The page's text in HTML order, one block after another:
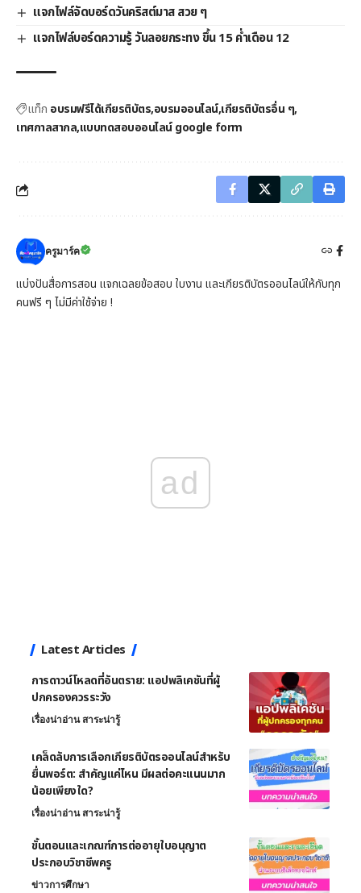
แจกไฟล์จัดบอร์ดวันคริสต์มาส สวย ๆ
แจกไฟล์บอร์ดความรู้ วันลอยกระทง ขึ้น 15 ค่ำเดือน 12
แท็ก อบรมฟรีได้เกียรติบัตร อบรมออนไลน์ เกียรติบัตรอื่น ๆ
เทศกาลสากล แบบทดสอบออนไลน์ google form
ครูมาร์ค
แบ่งปันสื่อการสอน แจกเฉลยข้อสอบ ใบงาน และเกียรติบัตรออนไลน์ให้กับทุก
คนฟรี ๆ ไม่มีค่าใช้จ่าย !
ad
Latest Articles
การดาวน์โหลดที่อันตราย: แอปพลิเคชันที่ผู้
ปกครองควรระวัง
เรื่องน่าอ่าน สาระน่ารู้
เคล็ดลับการเลือกเกียรติบัตรออนไลน์สำหรับ
ยื่นพอร์ต: สำคัญแค่ไหน มีผลต่อคะแนนมาก
น้อยเพียงใด?
เรื่องน่าอ่าน สาระน่ารู้
ขั้นตอนและเกณฑ์การต่ออายุใบอนุญาต
ประกอบวิชาชีพครู
ข่าวการศึกษา